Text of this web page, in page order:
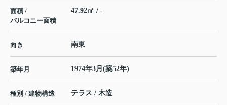
面積 /
バルコニー面積
47.92㎡ / -
向き 南東
築年月 1974年3月(築52年)
種別 / 建物構造 テラス / 木造